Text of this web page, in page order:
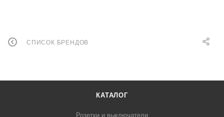
СПИСОК БРЕНДОВ
КАТАЛОГ
Розетки и выключатели